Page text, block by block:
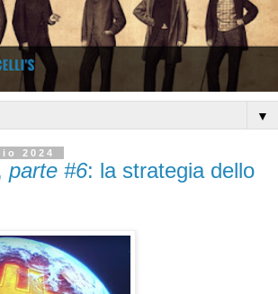
▼
2024
parte #6: la strategia dello